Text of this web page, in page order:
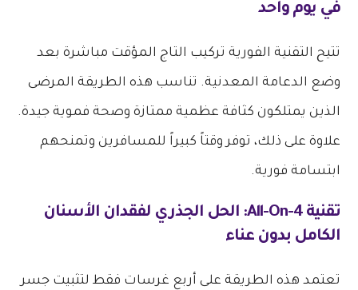
في يوم واحد
تتيح التقنية الفورية تركيب التاج المؤقت مباشرة بعد
وضع الدعامة المعدنية. تناسب هذه الطريقة المرضى
الذين يمتلكون كثافة عظمية ممتازة وصحة فموية جيدة.
علاوة على ذلك، توفر وقتاً كبيراً للمسافرين وتمنحهم
ابتسامة فورية.
تقنية All-On-4: الحل الجذري لفقدان الأسنان
الكامل بدون عناء
تعتمد هذه الطريقة على أربع غرسات فقط لتثبيت جسر